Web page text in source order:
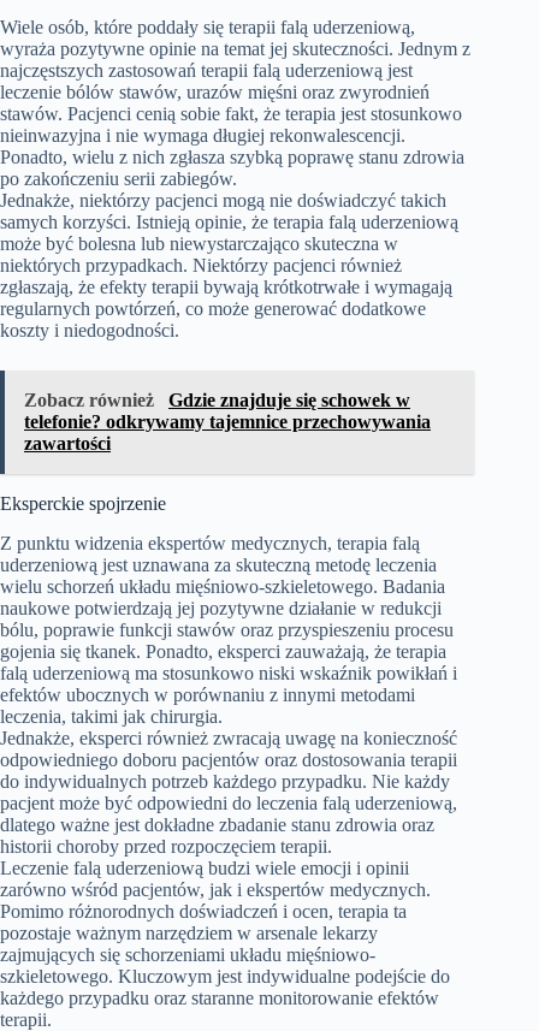
Wiele osób, które poddały się terapii falą uderzeniową,
wyraża pozytywne opinie na temat jej skuteczności. Jednym z
najczęstszych zastosowań terapii falą uderzeniową jest
leczenie bólów stawów, urazów mięśni oraz zwyrodnień
stawów. Pacjenci cenią sobie fakt, że terapia jest stosunkowo
nieinwazyjna i nie wymaga długiej rekonwalescencji.
Ponadto, wielu z nich zgłasza szybką poprawę stanu zdrowia
po zakończeniu serii zabiegów.
Jednakże, niektórzy pacjenci mogą nie doświadczyć takich
samych korzyści. Istnieją opinie, że terapia falą uderzeniową
może być bolesna lub niewystarczająco skuteczna w
niektórych przypadkach. Niektórzy pacjenci również
zgłaszają, że efekty terapii bywają krótkotrwałe i wymagają
regularnych powtórzeń, co może generować dodatkowe
koszty i niedogodności.
Zobacz również
Gdzie znajduje się schowek w
telefonie? odkrywamy tajemnice przechowywania
zawartości
Eksperckie spojrzenie
Z punktu widzenia ekspertów medycznych, terapia falą
uderzeniową jest uznawana za skuteczną metodę leczenia
wielu schorzeń układu mięśniowo-szkieletowego. Badania
naukowe potwierdzają jej pozytywne działanie w redukcji
bólu, poprawie funkcji stawów oraz przyspieszeniu procesu
gojenia się tkanek. Ponadto, eksperci zauważają, że terapia
falą uderzeniową ma stosunkowo niski wskaźnik powikłań i
efektów ubocznych w porównaniu z innymi metodami
leczenia, takimi jak chirurgia.
Jednakże, eksperci również zwracają uwagę na konieczność
odpowiedniego doboru pacjentów oraz dostosowania terapii
do indywidualnych potrzeb każdego przypadku. Nie każdy
pacjent może być odpowiedni do leczenia falą uderzeniową,
dlatego ważne jest dokładne zbadanie stanu zdrowia oraz
historii choroby przed rozpoczęciem terapii.
Leczenie falą uderzeniową budzi wiele emocji i opinii
zarówno wśród pacjentów, jak i ekspertów medycznych.
Pomimo różnorodnych doświadczeń i ocen, terapia ta
pozostaje ważnym narzędziem w arsenale lekarzy
zajmujących się schorzeniami układu mięśniowo-
szkieletowego. Kluczowym jest indywidualne podejście do
każdego przypadku oraz staranne monitorowanie efektów
terapii.